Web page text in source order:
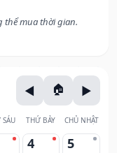
thể mua thời gian.
THỨ BẢY CHỦ NHẬT
4 5